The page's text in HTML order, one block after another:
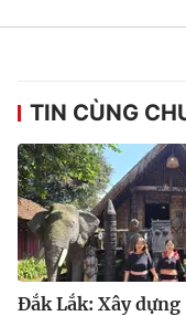
TIN CÙNG
Đắk Lắk: Xây dựng